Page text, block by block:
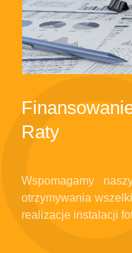
Raty
Wspomagamy
otrzymywania
realizacje instalacji